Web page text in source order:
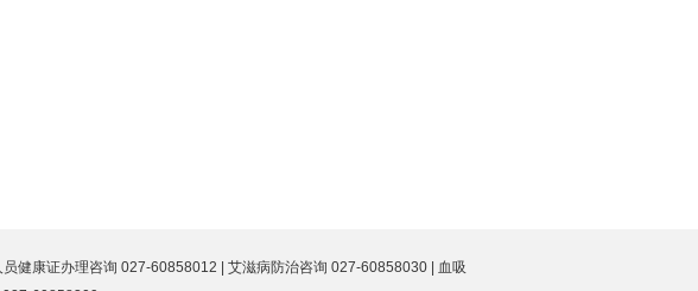
健康证办理咨询 027-60858012 | 艾滋病防治咨询 027-60858030 | 血吸